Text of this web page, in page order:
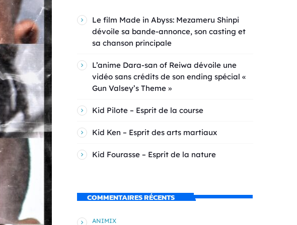
Le film Made in Abyss: Mezameru Shinpi
dévoile sa bande-annonce, son casting et
sa chanson principale
L’anime Dara-san of Reiwa dévoile une
vidéo sans crédits de son ending spécial «
Gun Valsey’s Theme »
Kid Pilote – Esprit de la course
Kid Ken – Esprit des arts martiaux
Kid Fourasse – Esprit de la nature
COMMENTAIRES RÉCENTS
ANIMIX